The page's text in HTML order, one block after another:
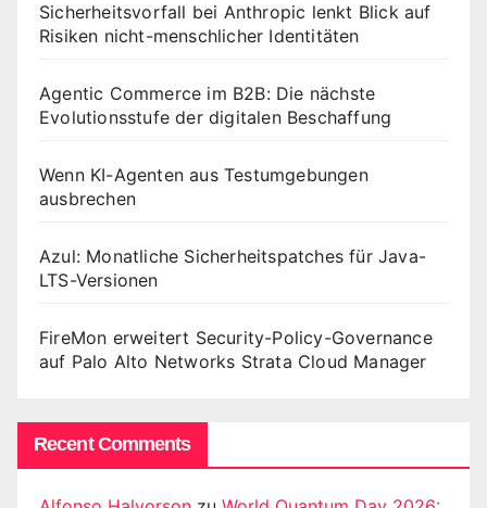
Sicherheitsvorfall bei Anthropic lenkt Blick auf
Risiken nicht-menschlicher Identitäten
Agentic Commerce im B2B: Die nächste
Evolutionsstufe der digitalen Beschaffung
Wenn KI-Agenten aus Testumgebungen
ausbrechen
Azul: Monatliche Sicherheitspatches für Java-
LTS-Versionen
FireMon erweitert Security-Policy-Governance
auf Palo Alto Networks Strata Cloud Manager
Recent Comments